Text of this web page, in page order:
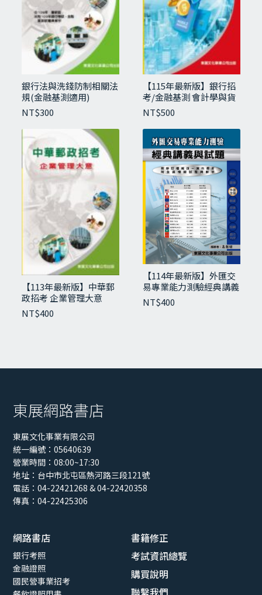
銀行法與洗錢防制相關法
規(金融基測適用)
NT$300
【115年最新版】銀行招
考/金融基測 會計學與貨
幣銀行學
NT$500
【113年最新版】中華郵
政招考 企業管理大意
NT$400
【114年最新版】外匯交
易專業能力測驗經典講義
與試題
NT$400
東展網路書店
東展文化事業有限公司
統一編號：05640639
營業時間：08:00~17:30
地址： 台中市北屯區熱河路三段121號
電話：04-22421268 & 04-22420358
傳真：04-22425306
網路書店
銀行考照
金融證照
國民營事業招考
書籍修正
考試資訊總覽
購買說明